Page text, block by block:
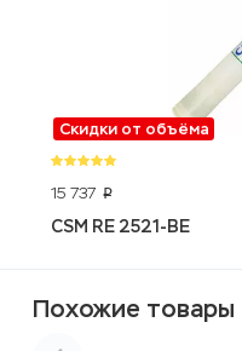
Скидки от объёма
15 737 p
CSM RE 2521-BE
Похожие товары